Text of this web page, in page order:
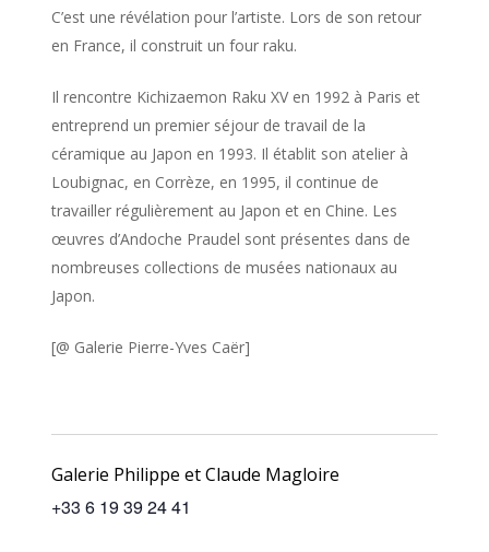
C’est une révélation pour l’artiste. Lors de son retour
en France, il construit un four raku.
Il rencontre Kichizaemon Raku XV en 1992 à Paris et
entreprend un premier séjour de travail de la
céramique au Japon en 1993. Il établit son atelier à
Loubignac, en Corrèze, en 1995, il continue de
travailler régulièrement au Japon et en Chine. Les
œuvres d’Andoche Praudel sont présentes dans de
nombreuses collections de musées nationaux au
Japon.
[@ Galerie Pierre-Yves Caër]
Galerie Philippe et Claude Magloire
‭+33 6 19 39 24 41‬